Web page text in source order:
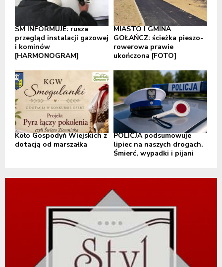
SM INFORMUJE: rusza
przegląd instalacji gazowej
i kominów
[HARMONOGRAM]
MIASTO I GMINA
GOŁAŃCZ: ścieżka pieszo-
rowerowa prawie
ukończona [FOTO]
Koło Gospodyń Wiejskich z
dotacją od marszałka
POLICJA podsumowuje
lipiec na naszych drogach.
Śmierć, wypadki i pijani